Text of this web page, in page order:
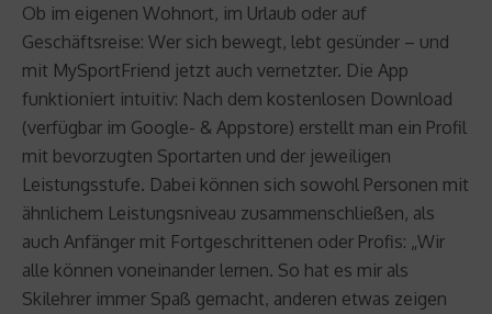
Ob im eigenen Wohnort, im Urlaub oder auf
Geschäftsreise: Wer sich bewegt, lebt gesünder – und
mit MySportFriend jetzt auch vernetzter. Die App
funktioniert intuitiv: Nach dem kostenlosen Download
(verfügbar im Google- & Appstore) erstellt man ein Profil
mit bevorzugten Sportarten und der jeweiligen
Leistungsstufe. Dabei können sich sowohl Personen mit
ähnlichem Leistungsniveau zusammenschließen, als
auch Anfänger mit Fortgeschrittenen oder Profis: „Wir
alle können voneinander lernen. So hat es mir als
Skilehrer immer Spaß gemacht, anderen etwas zeigen